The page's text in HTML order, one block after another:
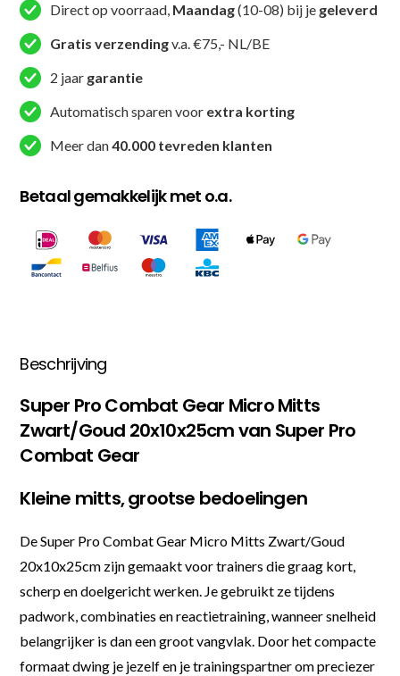
Direct op voorraad, Maandag(10-08) bij je geleverd
Gratis verzendingv.a. €75,- NL/BE
2 jaar garantie
Automatisch sparen voor extra korting
Meer dan40.000 tevreden klanten
Betaal gemakkelijk met o.a.
Beschrijving
Super Pro Combat Gear Micro Mitts
Zwart/Goud 20x10x25cm van Super Pro
Combat Gear
Kleine mitts, grootse bedoelingen
De Super Pro Combat Gear Micro Mitts Zwart/Goud
20x10x25cm zijn gemaakt voor trainers die graag kort,
scherp en doelgericht werken. Je gebruikt ze tijdens
padwork, combinaties en reactietraining, wanneer snelheid
belangrijker is dan een groot vangvlak. Door het compacte
formaat dwing je jezelf en je trainingspartner om preciezer